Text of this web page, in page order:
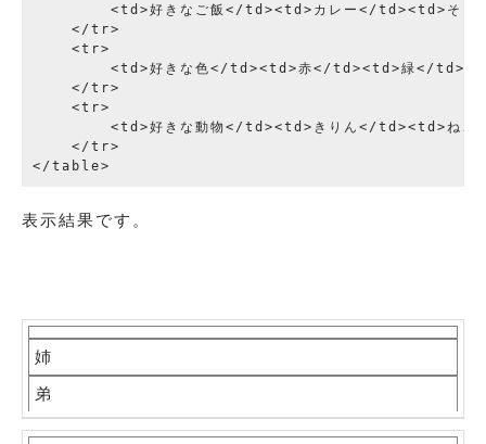
<td>好きなご飯</td><td>カレー</td><td>
    </tr>
    <tr>
<td>好きな色</td><td>赤</td><td>緑
    </tr>
    <tr>
<td>好きな動物</td><td>きりん</
    </tr>
表示結果です。
姉
弟